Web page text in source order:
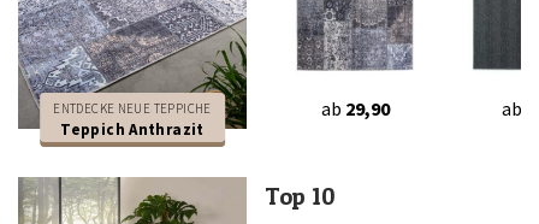
ENTDECKE NEUE TEPPICHE
Teppich Anthrazit
ab 29,90 ab
Top 10